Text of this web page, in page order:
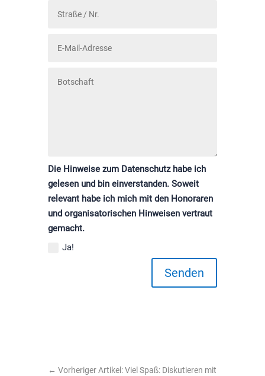
Die Hinweise zum Datenschutz habe ich
gelesen und bin einverstanden. Soweit
relevant habe ich mich mit den Honoraren
und organisatorischen Hinweisen vertraut
gemacht.
Ja!
Senden
← Vorheriger Artikel: Viel Spaß: Diskutieren mit